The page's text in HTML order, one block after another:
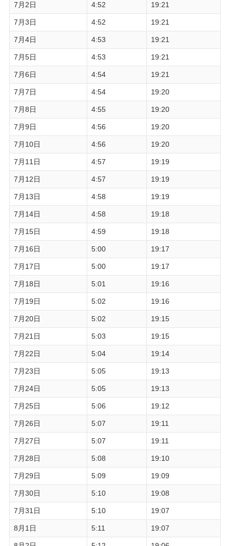
7月2日 4:52 19:21
7月3日 4:52 19:21
7月4日 4:53 19:21
7月5日 4:53 19:21
7月6日 4:54 19:21
7月7日 4:54 19:20
7月8日 4:55 19:20
7月9日 4:56 19:20
7月10日 4:56 19:20
7月11日 4:57 19:19
7月12日 4:57 19:19
7月13日 4:58 19:19
7月14日 4:58 19:18
7月15日 4:59 19:18
7月16日 5:00 19:17
7月17日 5:00 19:17
7月18日 5:01 19:16
7月19日 5:02 19:16
7月20日 5:02 19:15
7月21日 5:03 19:15
7月22日 5:04 19:14
7月23日 5:05 19:13
7月24日 5:05 19:13
7月25日 5:06 19:12
7月26日 5:07 19:11
7月27日 5:07 19:11
7月28日 5:08 19:10
7月29日 5:09 19:09
7月30日 5:10 19:08
7月31日 5:10 19:07
8月1日 5:11 19:07